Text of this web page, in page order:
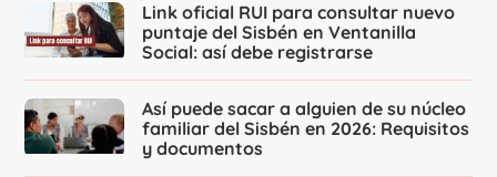
Link oficial RUI para consultar nuevo
puntaje del Sisbén en Ventanilla
Social: así debe registrarse
Así puede sacar a alguien de su núcleo
familiar del Sisbén en 2026: Requisitos
y documentos